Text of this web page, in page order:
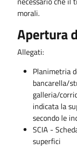
morali.
Apertura
Allegati:
Planimetria
bancarella/
galleria/
indicata la
secondo le
SCIA -
superfici